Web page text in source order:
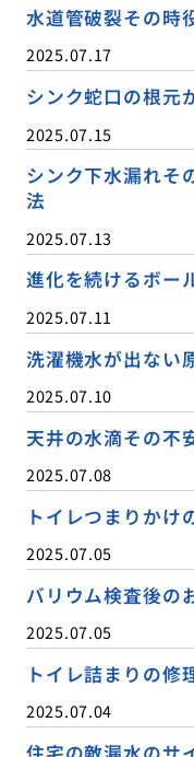
水道管破裂その時
2025.07.17
シンク蛇口の根元
2025.07.15
シンク下水漏れそ
法
2025.07.13
進化を続けるボー
2025.07.11
洗濯機水が出ない
2025.07.10
天井の水滴その不
2025.07.08
トイレつまりかけ
2025.07.05
バリウム検査後の
2025.07.05
トイレ詰まりの修
2025.07.04